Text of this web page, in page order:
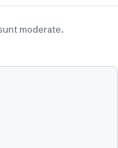
moderate.